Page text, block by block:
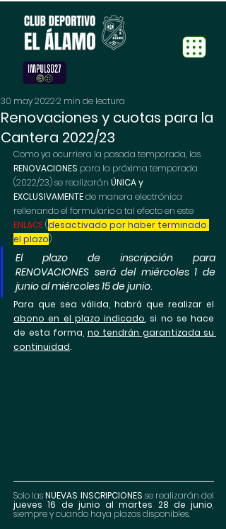
Renovaciones y cuotas para la
Cantera 2022/23
30 may 20222 min de lectura
Como ya ocurriera la pasada temporada, las
RENOVACIONES para la próxima temporada
(2022/23) se realizarán ÚNICA y
EXCLUSIVAMENTE de manera electrónica
rellenando el formulario a tal efecto en este
ENLACE (desactivado por haber terminado
el plazo)
El plazo de inscripción para
RENOVACIONES será del miércoles 1 de
junio al miércoles 15 de junio.
abono en el plazo indicado , si no se hace
de esta forma, no tendrán garantizada su
continuidad.
Solo las NUEVAS INSCRIPCIONES
jueves 16 de junio al martes 28 de junio,
siempre y cuando haya plazas disponibles.